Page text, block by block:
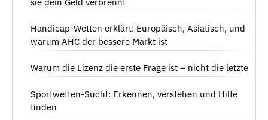
sie dein Geld verbrennt
Handicap-Wetten erklärt: Europäisch, Asiatisch, und
warum AHC der bessere Markt ist
Warum die Lizenz die erste Frage ist – nicht die letzte
Sportwetten-Sucht: Erkennen, verstehen und Hilfe
finden